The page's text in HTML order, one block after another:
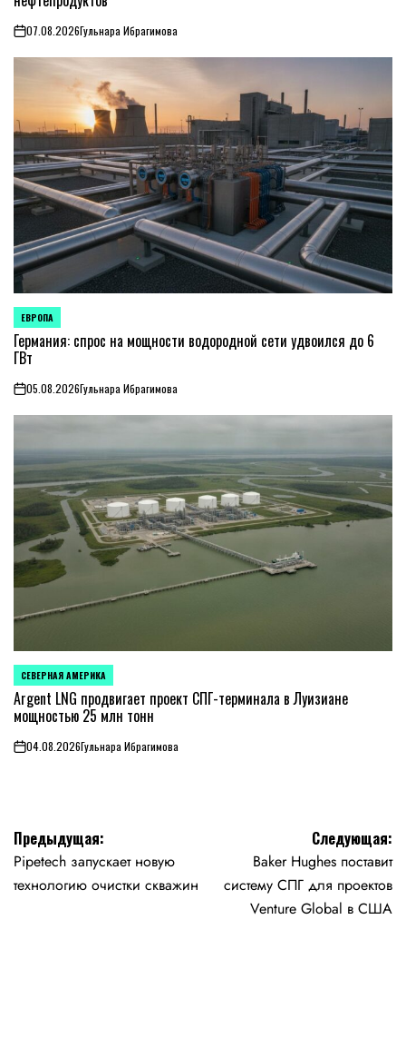
on07.08.2026Гульнара Ибрагимова
ОПУБЛИКОВАНО
В
ЕВРОПА
Германия: спрос на мощности водородной сети удвоился до 6
ГВт
on05.08.2026Гульнара Ибрагимова
ОПУБЛИКОВАНО
В
СЕВЕРНАЯ АМЕРИКА
Argent LNG продвигает проект СПГ-терминала в Луизиане
мощностью 25 млн тонн
on04.08.2026Гульнара Ибрагимова
Навигация
по
Предыдущая:
Pipetech запускает новую
технологию очистки скважин
Следующая:
Baker Hughes поставит
систему СПГ для проектов
Venture Global в США